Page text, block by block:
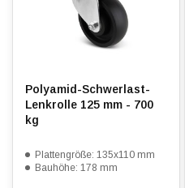
Polyamid-Schwerlast-
Lenkrolle 125 mm - 700
kg
Plattengröße: 135x110 mm
Bauhöhe: 178 mm